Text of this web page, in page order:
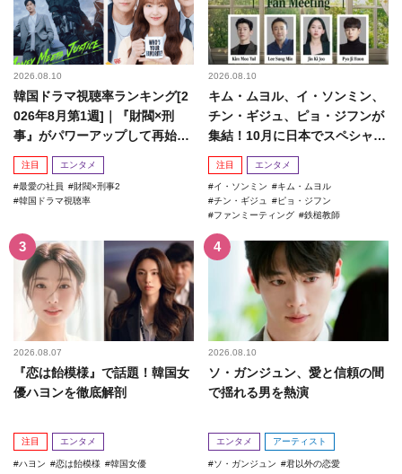
2026.08.10
韓国ドラマ視聴率ランキング[2
026年8月第1週]｜『財閥×刑
事』がパワーアップして再始
動！
注目 エンタメ
最愛の社員
財閥×刑事2
韓国ドラマ視聴率
2026.08.10
キム・ムヨル、イ・ソンミン、
チン・ギジュ、ピョ・ジフンが
集結！10月に日本でスペシャル
ファンミーティング開催決...
注目 エンタメ
イ・ソンミン
キム・ムヨル
チン・ギジュ
ピョ・ジフン
ファンミーティング
鉄槌教師
2026.08.07
『恋は飴模様』で話題！韓国女
優ハヨンを徹底解剖
注目 エンタメ
ハヨン 恋は飴模様 韓国女優
2026.08.10
ソ・ガンジュン、愛と信頼の間
で揺れる男を熱演
エンタメ アーティスト
ソ・ガンジュン 君以外の恋愛